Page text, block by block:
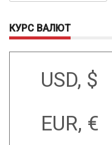
КУРС ВАЛЮТ
USD, $
EUR, €